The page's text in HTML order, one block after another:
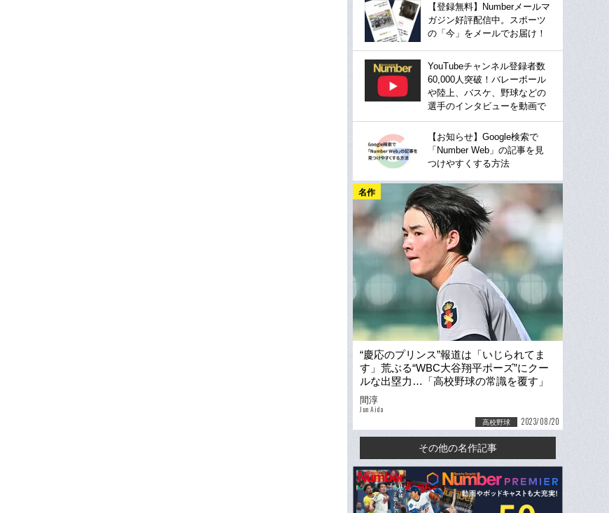
【登録無料】Numberメールマ
ガジン好評配信中。スポーツ
の「今」をメールでお届け！
YouTubeチャンネル登録者数
60,000人突破！バレーボール
や陸上、バスケ、野球などの
選手のインタビューを動画で
【お知らせ】Google検索で
「Number Web」の記事を見
つけやすくする方法
名作
“慶応のプリンス”報道は「いじられてま
す」荒ぶる“WBC大谷翔平ポーズ”にクー
ルな出塁力…「高校野球の常識を覆す」
中心に丸田湊斗あり
間淳
Jun Aida
高校野球 2023/08/20
その他の名作記事